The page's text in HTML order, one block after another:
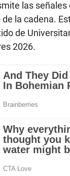
las señales
la cadena.
de
2026.